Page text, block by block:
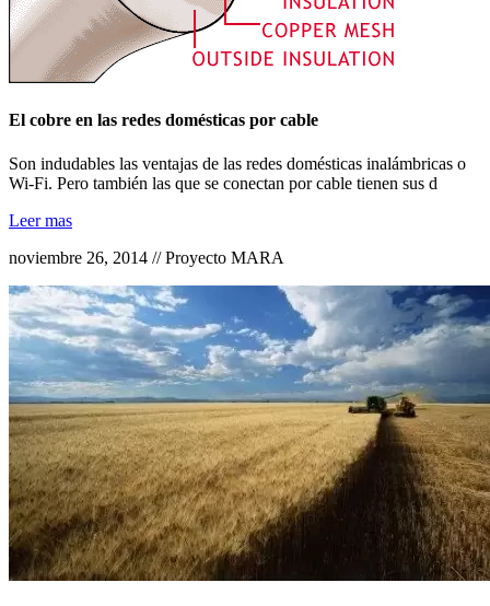
El cobre en las redes domésticas por cable
Son indudables las ventajas de las redes domésticas inalámbricas o
Wi-Fi. Pero también las que se conectan por cable tienen sus d
Leer mas
noviembre 26, 2014 // Proyecto MARA